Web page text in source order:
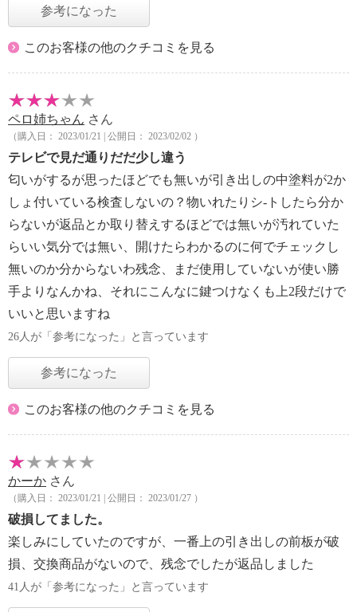
参考になった
このお客様の他のクチコミを見る
ペロ姉ちゃん さん
（購入日： 2023/01/21 | 公開日： 2023/02/02 ）
テレビで見だ通りだだ少し違う
匂いがするが思ったほどでも無いが引き出しの中塗料が2か
しょ付いている検査しないの？物いれたりシ-トしたら分か
らないが返品とか取り替えするほどでは無いが汚れていた
らいい気分では無い、開けたらわかるのに何でチェックし
無いのか分からないわ残念、まだ使用していないが使い勝
手よりなんかね、それにこんなに鍵つけなくも上2段だけで
いいと思いますね
26人が「参考になった」と言っています
参考になった
このお客様の他のクチコミを見る
かーか さん
（購入日： 2023/01/21 | 公開日： 2023/01/27 ）
破損してました。
楽しみにしていたのですが、一番上の引き出しの前板が破
損、交換商品がないので、残念でしたが返品しました
41人が「参考になった」と言っています